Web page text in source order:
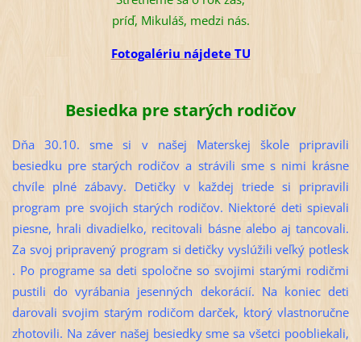
príď, Mikuláš, medzi nás.
Fotogalériu nájdete TU
Besiedka pre starých rodičov
Dňa 30.10. sme si v našej Materskej škole pripravili
besiedku pre starých rodičov a strávili sme s nimi krásne
chvíle plné zábavy. Detičky v každej triede si pripravili
program pre svojich starých rodičov. Niektoré deti spievali
piesne, hrali divadielko, recitovali básne alebo aj tancovali.
Za svoj pripravený program si detičky vyslúžili veľký potlesk
. Po programe sa deti spoločne so svojimi starými rodičmi
pustili do vyrábania jesenných dekorácií. Na koniec deti
darovali svojim starým rodičom darček, ktorý vlastnoručne
zhotovili. Na záver našej besiedky sme sa všetci poobliekali,